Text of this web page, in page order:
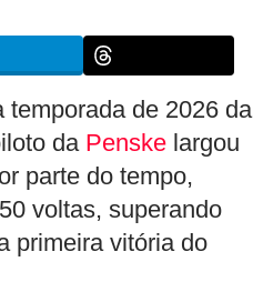
de 2026 da
da Penske largou
parte do tempo,
voltas, superando
primeira vitória do